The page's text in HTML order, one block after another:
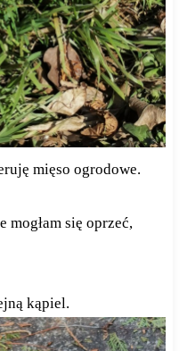
mięso ogrodowe.
się oprzeć,
kąpiel.